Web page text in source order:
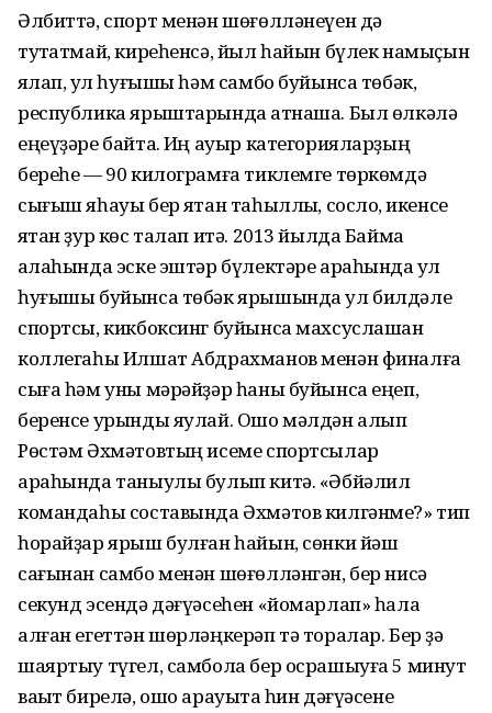
Әлбиттә, спорт менән шөғөлләнеүен дә
туҡтатмай, киреһенсә, йыл һайын бүлек намыҫын
яҡлап, ҡул һуғышы һәм самбо буйынса төбәк,
республика ярыштарында ҡатнаша. Был өлкәлә
еңеүҙәре байтаҡ. Иң ауыр категорияларҙың
береһе — 90 килограмға тиклемге төркөмдә
сығыш яһауы бер яҡтан таһыллыҡ, сослоҡ, икенсе
яҡтан ҙур көс талап итә. 2013 йылда Баймаҡ
ҡалаһында эске эштәр бүлектәре араһында ҡул
һуғышы буйынса төбәк ярышында ул билдәле
спортсы, кикбоксинг буйынса махсуслашҡан
коллегаһы Илшат Абдрахманов менән финалға
сыға һәм уны мәрәйҙәр һаны буйынса еңеп,
беренсе урынды яулай. Ошо мәлдән алып
Рөстәм Әхмәтовтың исеме спортсылар
араһында таныулы булып китә. «Әбйәлил
командаһы составында Әхмәтов килгәнме?» тип
һорайҙар ярыш булған һайын, сөнки йәш
сағынан самбо менән шөғөлләнгән, бер нисә
секунд эсендә дәғүәсеһен «йомарлап» һала
алған егеттән шөрләңкерәп тә торалар. Бер ҙә
шаяртыу түгел, самбола бер осрашыуға 5 минут
ваҡыт бирелә, ошо арауыҡта һин дәғүәсене